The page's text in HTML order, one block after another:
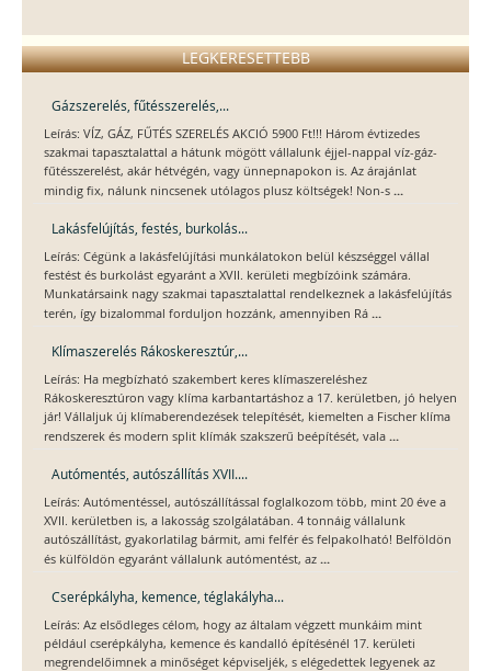
LEGKERESETTEBB
Gázszerelés, fűtésszerelés,...
Leírás: VÍZ, GÁZ, FŰTÉS SZERELÉS AKCIÓ 5900 Ft!!! Három évtizedes
szakmai tapasztalattal a hátunk mögött vállalunk éjjel-nappal víz-gáz-
fűtésszerelést, akár hétvégén, vagy ünnepnapokon is. Az árajánlat
mindig fix, nálunk nincsenek utólagos plusz költségek! Non-s ...
Lakásfelújítás, festés, burkolás...
Leírás: Cégünk a lakásfelújítási munkálatokon belül készséggel vállal
festést és burkolást egyaránt a XVII. kerületi megbízóink számára.
Munkatársaink nagy szakmai tapasztalattal rendelkeznek a lakásfelújítás
terén, így bizalommal forduljon hozzánk, amennyiben Rá ...
Klímaszerelés Rákoskeresztúr,...
Leírás: Ha megbízható szakembert keres klímaszereléshez
Rákoskeresztúron vagy klíma karbantartáshoz a 17. kerületben, jó helyen
jár! Vállaljuk új klímaberendezések telepítését, kiemelten a Fischer klíma
rendszerek és modern split klímák szakszerű beépítését, vala ...
Autómentés, autószállítás XVII....
Leírás: Autómentéssel, autószállítással foglalkozom több, mint 20 éve a
XVII. kerületben is, a lakosság szolgálatában. 4 tonnáig vállalunk
autószállítást, gyakorlatilag bármit, ami felfér és felpakolható! Belföldön
és külföldön egyaránt vállalunk autómentést, az ...
Cserépkályha, kemence, téglakályha...
Leírás: Az elsődleges célom, hogy az általam végzett munkáim mint
például cserépkályha, kemence és kandalló építésénél 17. kerületi
megrendelőimnek a minőséget képviseljék, s elégedettek legyenek az